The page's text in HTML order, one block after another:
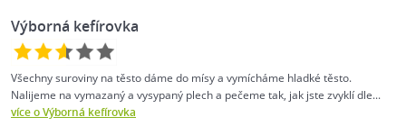
Výborná kefírovka
Všechny suroviny na těsto dáme do mísy a vymícháme hladké těsto.
Nalijeme na vymazaný a vysypaný plech a pečeme tak, jak jste zvyklí dle...
více o Výborná kefírovka